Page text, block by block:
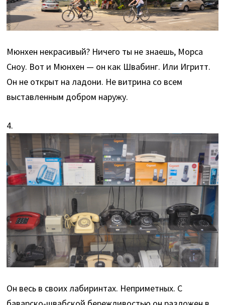
Мюнхен некрасивый? Ничего ты не знаешь, Морса
Сноу. Вот и Мюнхен — он как Швабинг. Или Игритт.
Он не открыт на ладони. Не витрина со всем
выставленным добром наружу.
4.
Он весь в своих лабиринтах. Неприметных. С